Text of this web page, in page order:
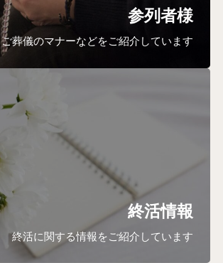
参列者様
ご葬儀のマナーなどをご紹介しています
終活情報
終活に関する情報をご紹介しています